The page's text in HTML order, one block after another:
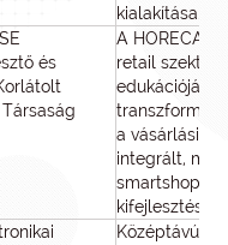
kialakítása.
és
A HORECA
retail szektor
edukációját és
a vásárlási
integrált,
smartshop
kifejlesztése
Középtávú